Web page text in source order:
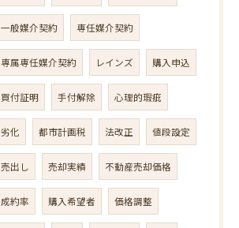
一般媒介契約 専任媒介契約
専属専任媒介契約 レインズ 購入申込
買付証明 手付解除 心理的瑕疵
劣化 都市計画税 法改正 値段設定
売出し 売却実績 不動産売却価格
成約率 購入希望者 価格調整